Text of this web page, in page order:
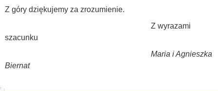
Z góry dziękujemy za zrozumienie.
Z wyrazami
szacunku
Maria i Agnieszka
Biernat